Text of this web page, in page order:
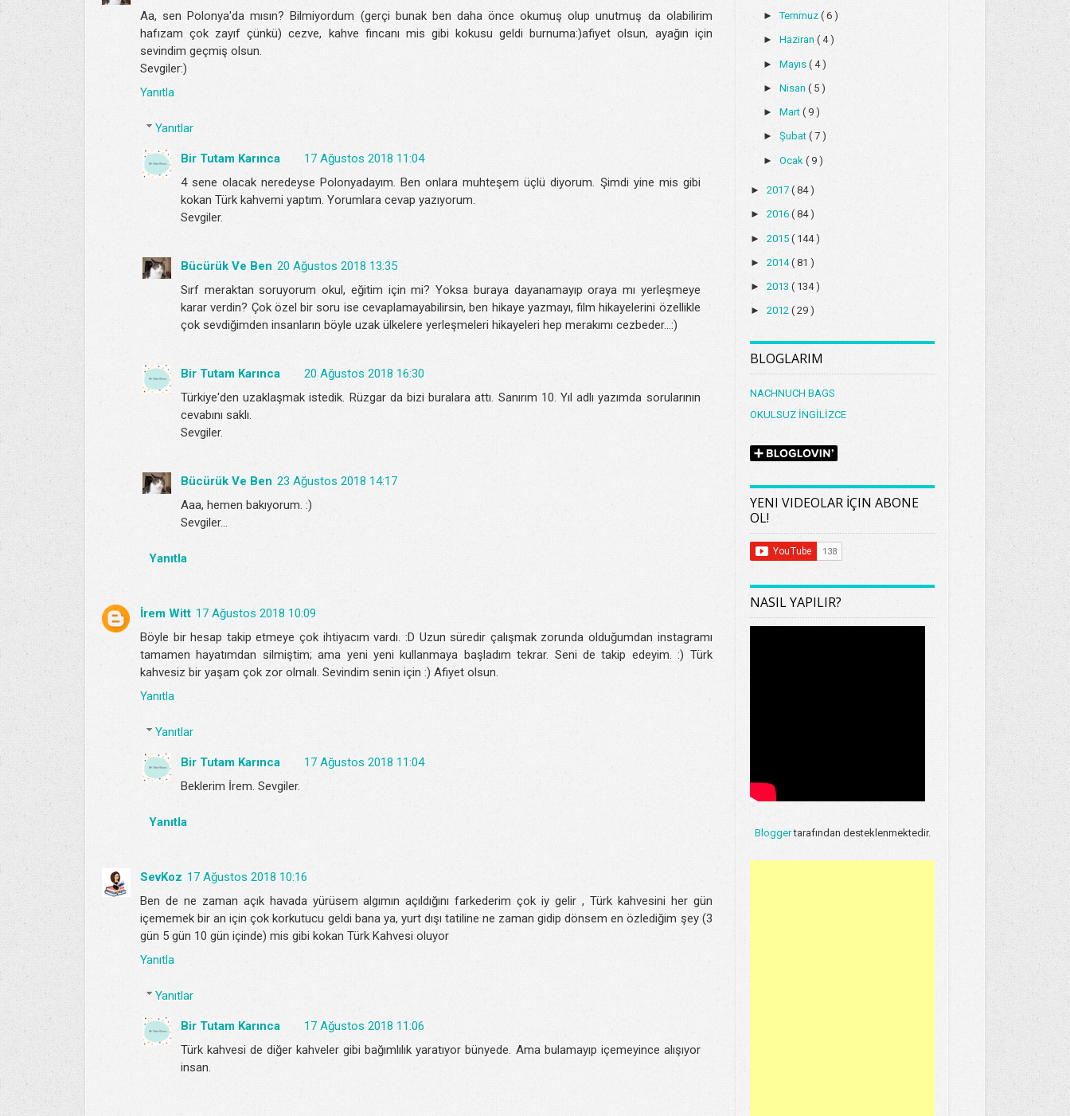
Aa, sen Polonya'da mısın? Bilmiyordum (gerçi bunak ben daha önce okumuş olup unutmuş da olabilirim
hafızam çok zayıf çünkü) cezve, kahve fincanı mis gibi kokusu geldi burnuma:)afiyet olsun, ayağın için
sevindim geçmiş olsun.
Sevgiler:)
Yanıtla
Yanıtlar
Bir Tutam Karınca
17 Ağustos 2018 11:04
4 sene olacak neredeyse Polonyadayım. Ben onlara muhteşem üçlü diyorum. Şimdi yine mis gibi
kokan Türk kahvemi yaptım. Yorumlara cevap yazıyorum.
Sevgiler.
Bücürük Ve Ben 20 Ağustos 2018 13:35
Sırf meraktan soruyorum okul, eğitim için mi? Yoksa buraya dayanamayıp oraya mı yerleşmeye
karar verdin? Çok özel bir soru ise cevaplamayabilirsin, ben hikaye yazmayı, film hikayelerini özellikle
çok sevdiğimden insanların böyle uzak ülkelere yerleşmeleri hikayeleri hep merakımı cezbeder...:)
Bir Tutam Karınca
20 Ağustos 2018 16:30
Türkiye'den uzaklaşmak istedik. Rüzgar da bizi buralara attı. Sanırım 10. Yıl adlı yazımda sorularının
cevabını saklı.
Sevgiler.
Bücürük Ve Ben 23 Ağustos 2018 14:17
Aaa, hemen bakıyorum. :)
Sevgiler...
Yanıtla
İrem Witt 17 Ağustos 2018 10:09
Böyle bir hesap takip etmeye çok ihtiyacım vardı. :D Uzun süredir çalışmak zorunda olduğumdan instagramı
tamamen hayatımdan silmiştim; ama yeni yeni kullanmaya başladım tekrar. Seni de takip edeyim. :) Türk
kahvesiz bir yaşam çok zor olmalı. Sevindim senin için :) Afiyet olsun.
Yanıtla
Yanıtlar
Bir Tutam Karınca
17 Ağustos 2018 11:04
Beklerim İrem. Sevgiler.
Yanıtla
SevKoz 17 Ağustos 2018 10:16
Ben de ne zaman açık havada yürüsem algımın açıldığını farkederim çok iy gelir , Türk kahvesini her gün
içememek bir an için çok korkutucu geldi bana ya, yurt dışı tatiline ne zaman gidip dönsem en özlediğim şey (3
gün 5 gün 10 gün içinde) mis gibi kokan Türk Kahvesi oluyor
Yanıtla
Yanıtlar
Bir Tutam Karınca
17 Ağustos 2018 11:06
Türk kahvesi de diğer kahveler gibi bağımlılık yaratıyor bünyede. Ama bulamayıp içemeyince alışıyor
insan.
►Temmuz ( 6 )
► Haziran ( 4 )
► Mayıs ( 4 )
► Nisan ( 5 )
► Mart ( 9 )
► Şubat ( 7 )
► Ocak ( 9 )
►2017( 84 )
►2016( 84 )
►2015( 144 )
►2014( 81 )
►2013( 134 )
►2012( 29 )
BLOGLARIM
NACHNUCH BAGS
OKULSUZ İNGİLİZCE
YENI VIDEOLAR İÇIN ABONE
OL!
NASIL YAPILIR?
Bloggertarafından desteklenmektedir.